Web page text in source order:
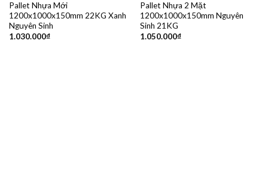
Pallet Nhựa Mới
1200x1000x150mm 22KG Xanh
Nguyên Sinh
1.030.000₫
Pallet Nhựa 2 Mặt
1200x1000x150mm Nguyên
Sinh 21KG
1.050.000₫